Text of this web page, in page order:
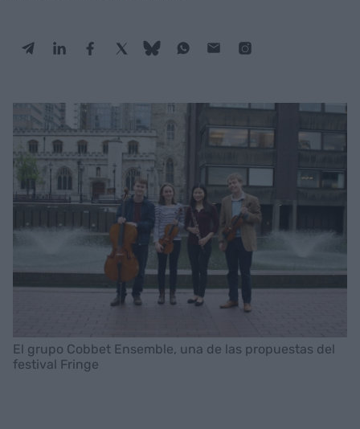
El grupo Cobbet Ensemble, una de las propuestas del
festival Fringe